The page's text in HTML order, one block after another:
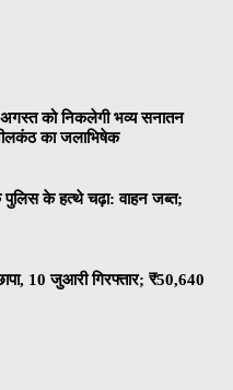
को निकलेगी भव्य सनातन
का जलाभिषेक
पुलिस के हत्थे चढ़ा: वाहन जब्त;
10 जुआरी गिरफ्तार; ₹50,640